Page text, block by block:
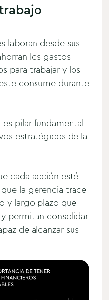
laboran desde sus
los gastos
para trabajar y los
consume durante
pilar fundamental
estratégicos de la
cada acción esté
la gerencia trace
y largo plazo que
permitan consolidar
de alcanzar sus